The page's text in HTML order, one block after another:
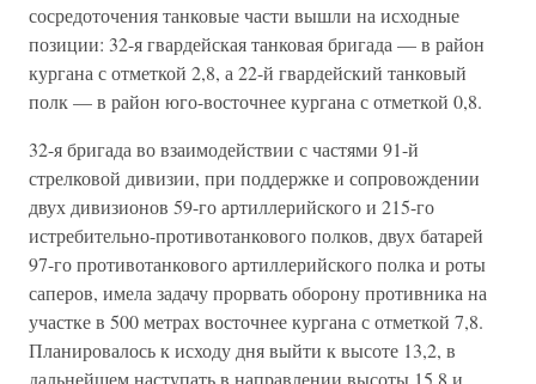
сосредоточения танковые части вышли на исходные
позиции: 32-я гвардейская танковая бригада — в район
кургана с отметкой 2,8, а 22-й гвардейский танковый
полк — в район юго-восточнее кургана с отметкой 0,8.
32-я бригада во взаимодействии с частями 91-й
стрелковой дивизии, при поддержке и сопровождении
двух дивизионов 59-го артиллерийского и 215-го
истребительно-противотанкового полков, двух батарей
97-го противотанкового артиллерийского полка и роты
саперов, имела задачу прорвать оборону противника на
участке в 500 метрах восточнее кургана с отметкой 7,8.
Планировалось к исходу дня выйти к высоте 13,2, в
дальнейшем наступать в направлении высоты 15,8 и